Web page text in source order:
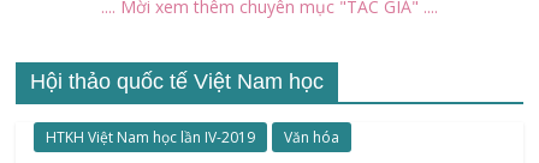
.... Mời xem thêm chuyên mục "TÁC GIẢ" ....
Hội thảo quốc tế Việt Nam học
HTKH Việt Nam học lần IV-2019 Văn hóa